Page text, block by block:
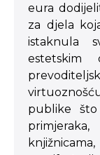
eura
za djela
istaknula
estetskim
publike